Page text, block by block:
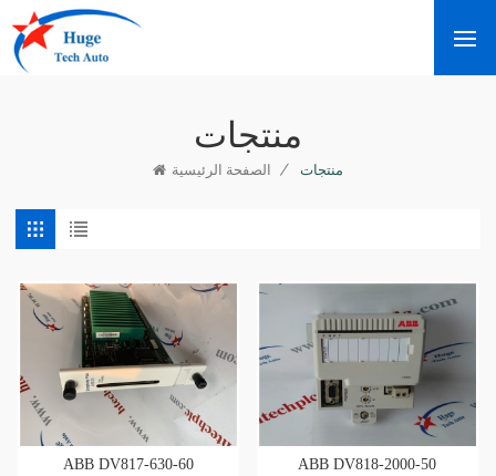
منتجات
الصفحة الرئيسية / منتجات
ABB DV817-630-60
ABB DV818-2000-50